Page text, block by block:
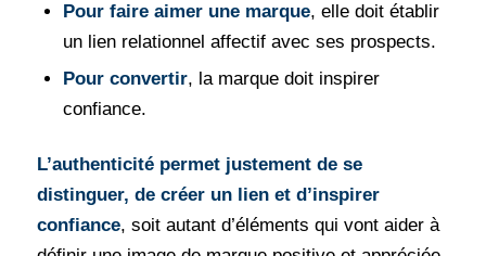
Pour faire aimer une marque, elle doit établir
un lien relationnel affectif avec ses prospects.
Pour convertir, la marque doit inspirer
confiance.
L’authenticité permet justement de se
distinguer, de créer un lien et d’inspirer
confiance, soit autant d’éléments qui vont aider à